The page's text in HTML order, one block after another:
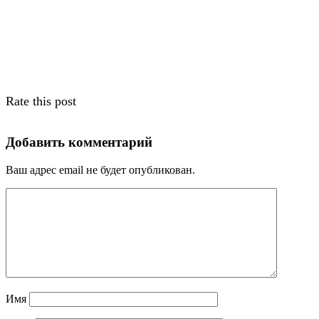
Rate this post
Добавить комментарий
Ваш адрес email не будет опубликован.
Имя